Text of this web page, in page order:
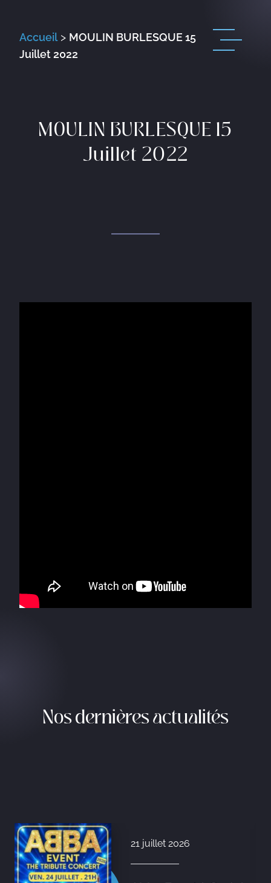
Accueil> MOULIN BURLESQUE 15
Juillet 2022
MOULIN BURLESQUE 15
Juillet 2022
Nos dernières actualités
21 juillet 2026